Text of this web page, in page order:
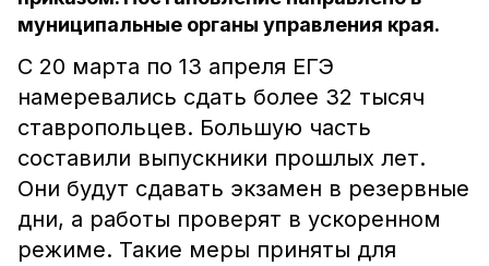
муниципальные органы управления края.
С 20 марта по 13 апреля ЕГЭ
намеревались сдать более 32 тысяч
ставропольцев. Большую часть
составили выпускники прошлых лет.
Они будут сдавать экзамен в резервные
дни, а работы проверят в ускоренном
режиме. Такие меры приняты для